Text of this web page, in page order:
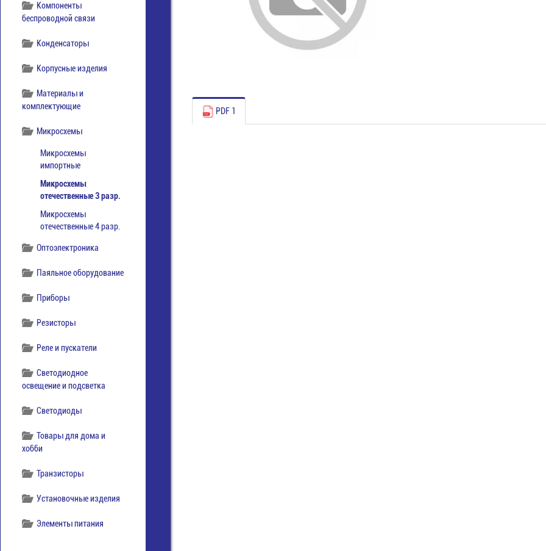
Компоненты
беспроводной связи
Конденсаторы
Корпусные изделия
Материалы и
комплектующие
Микросхемы
Микросхемы
импортные
Микросхемы
отечественные 3 разр.
Микросхемы
отечественные 4 разр.
Оптоэлектроника
Паяльное оборудование
Приборы
Резисторы
Реле и пускатели
Светодиодное
освещение и подсветка
Светодиоды
Товары для дома и
хобби
Транзисторы
Установочные изделия
Элементы питания
PDF 1